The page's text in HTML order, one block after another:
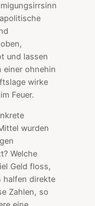
und lassen
einer ohnehin
wirke
Feuer.
wurden
Welche
Geld floss,
halfen direkte
Zahlen, so